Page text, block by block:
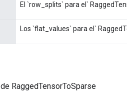
El `row_splits` para el`
Los `flat_values` para el`
RaggedTensorToSparse